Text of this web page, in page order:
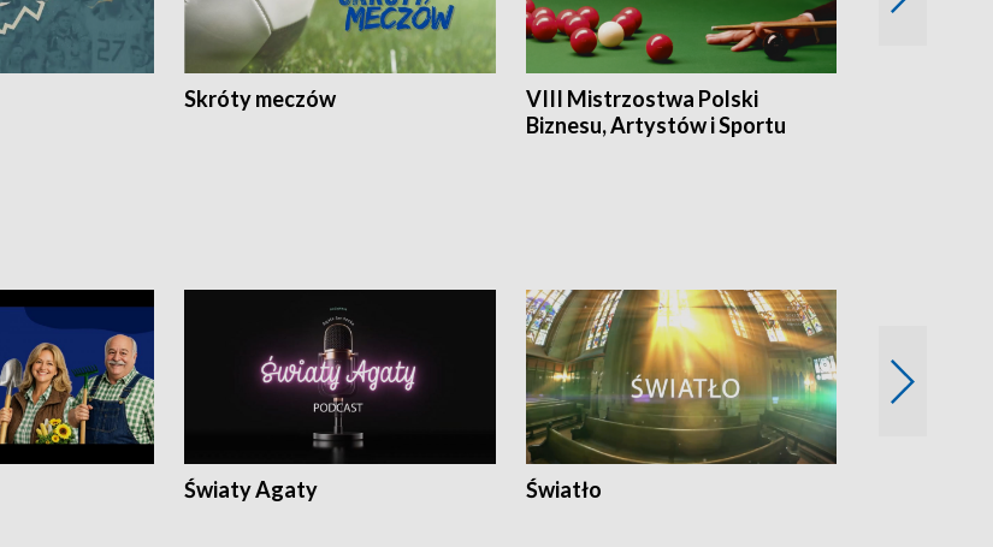
Skróty meczów
VIII Mistrzostwa Polski
Biznesu, Artystów i Sportu
Światy Agaty Światło